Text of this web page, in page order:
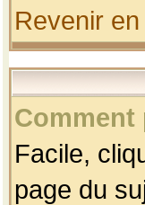
Revenir
Facile,
page du